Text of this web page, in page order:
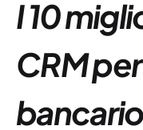
I 10
CRM